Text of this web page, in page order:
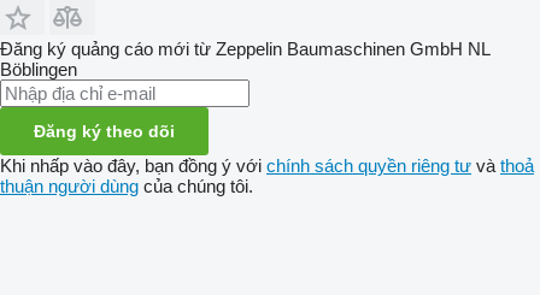
Đăng ký quảng cáo mới từ Zeppelin Baumaschinen GmbH NL
Böblingen
Đăng ký theo dõi
Khi nhấp vào đây, bạn đồng ý với chính sách quyền riêng tư và thoả
thuận người dùng của chúng tôi.